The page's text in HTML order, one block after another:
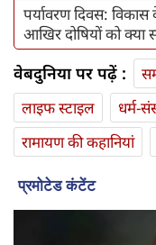
पर्यावरण दिवस:
आखिर दोषियों को क्या
वेबदुनिया पर पढ़ें :
लाइफ स्‍टाइल
धर्म-
रामायण की कहानियां